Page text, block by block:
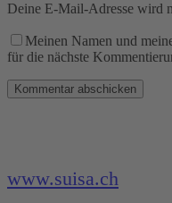
Deine E-Mail-Adresse wird
Meinen Namen und
für die nächste
www.suisa.ch